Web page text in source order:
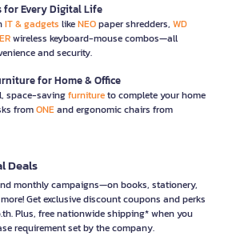
for Every Digital Life
IT & gadgets likeNEOpaper shredders, WD
wireless keyboard-mouse combos—all
and security.
for Home & Office
space-savingfurnitureto complete your home
fromONEand ergonomic chairs from
Deals
monthly campaigns—on books, stationery,
Get exclusive discount coupons and perks
Plus, free nationwide shipping* when you
requirement set by the company.